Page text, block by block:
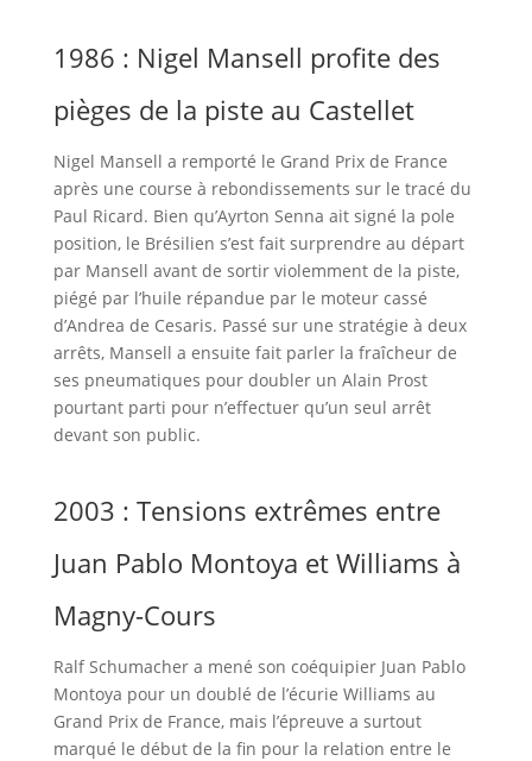
1986 : Nigel Mansell profite des
pièges de la piste au Castellet
Nigel Mansell a remporté le Grand Prix de France
après une course à rebondissements sur le tracé du
Paul Ricard. Bien qu’Ayrton Senna ait signé la pole
position, le Brésilien s’est fait surprendre au départ
par Mansell avant de sortir violemment de la piste,
piégé par l’huile répandue par le moteur cassé
d’Andrea de Cesaris. Passé sur une stratégie à deux
arrêts, Mansell a ensuite fait parler la fraîcheur de
ses pneumatiques pour doubler un Alain Prost
pourtant parti pour n’effectuer qu’un seul arrêt
devant son public.
2003 : Tensions extrêmes entre
Juan Pablo Montoya et Williams à
Magny-Cours
Ralf Schumacher a mené son coéquipier Juan Pablo
Montoya pour un doublé de l’écurie Williams au
Grand Prix de France, mais l’épreuve a surtout
marqué le début de la fin pour la relation entre le